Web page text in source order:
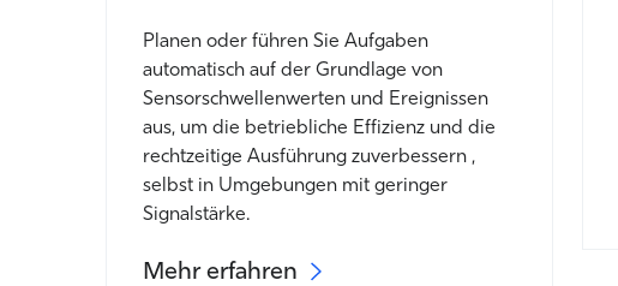
Planen oder führen Sie Aufgaben
automatisch auf der Grundlage von
Sensorschwellenwerten und Ereignissen
aus, um die betriebliche Effizienz und die
rechtzeitige Ausführung zuverbessern ,
selbst in Umgebungen mit geringer
Signalstärke.
Mehr erfahren